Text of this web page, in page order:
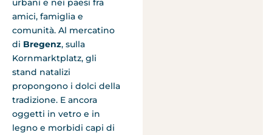
urbani e nei paesi fra
amici, famiglia e
comunità. Al mercatino
di Bregenz, sulla
Kornmarktplatz, gli
stand natalizi
propongono i dolci della
tradizione. E ancora
oggetti in vetro e in
legno e morbidi capi di